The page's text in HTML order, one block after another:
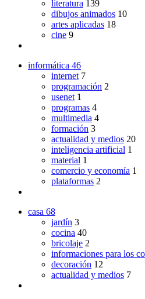
literatura 139
dibujos animados 10
artes aplicadas 18
cine 9
informática 46
internet 7
programación 2
usenet 1
programas 4
multimedia 4
formación 3
actualidad y medios 20
inteligencia artificial 1
material 1
comercio y economía 1
plataformas 2
casa 68
jardín 3
cocina 40
bricolaje 2
informaciones para los
decoración 12
actualidad y medios 7